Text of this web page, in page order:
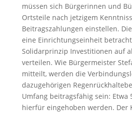
müssen sich Bürgerinnen und
Ortsteile nach jetzigem
Beitragszahlungen einstellen.
eine Einrichtungseinheit
Solidarprinzip Investitionen auf
verteilen. Wie Bürgermeister
mitteilt, werden die
dazugehörigen
Umfang beitragsfähig sein: Etwa
hierfür eingehoben werden. Der